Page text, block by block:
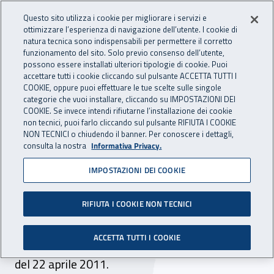
INAIL - Istituto Nazionale
Apri cerca
Navigazione principale
Navigazione - Ti trovi in:
Home Inail comunica Avvisi
Selezione comparativa
oculista
La Direzione Provinciale INAIL di Bolzano indice
una selezione comparativa per conferire un
incarico di collaborazione ad un medico oculista.
Le domande devono pervenire entro le ore 12
del 22 aprile 2011.
Questo sito utilizza i cookie per migliorare i servizi e
ottimizzare l’esperienza di navigazione dell’utente. I cookie di
natura tecnica sono indispensabili per permettere il corretto
funzionamento del sito. Solo previo consenso dell’utente,
possono essere installati ulteriori tipologie di cookie. Puoi
accettare tutti i cookie cliccando sul pulsante ACCETTA TUTTI I
COOKIE, oppure puoi effettuare le tue scelte sulle singole
categorie che vuoi installare, cliccando su IMPOSTAZIONI DEI
COOKIE. Se invece intendi rifiutarne l’installazione dei cookie
non tecnici, puoi farlo cliccando sul pulsante RIFIUTA I COOKIE
NON TECNICI o chiudendo il banner. Per conoscere i dettagli,
consulta la nostra Informativa Privacy.
IMPOSTAZIONI DEI COOKIE
RIFIUTA I COOKIE NON TECNICI
ACCETTA TUTTI I COOKIE